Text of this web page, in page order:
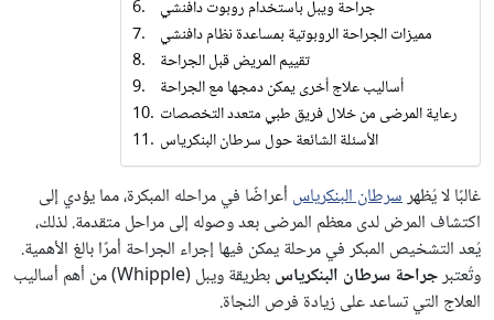
جراحة ويبل باستخدام روبوت دافنشي
مميزات الجراحة الروبوتية بمساعدة نظام دافنشي
تقييم المريض قبل الجراحة
أساليب علاج أخرى يمكن دمجها مع الجراحة
رعاية المرضى من خلال فريق طبي متعدد التخصصات
الأسئلة الشائعة حول سرطان البنكرياس
غالبًا لا يُظهرسرطان البنكرياس أعراضًا في مراحله المبكرة، مما يؤدي إلى
اكتشاف المرض لدى معظم المرضى بعد وصوله إلى مراحل متقدمة. لذلك،
يُعد التشخيص المبكر في مرحلة يمكن فيها إجراء الجراحة أمرًا بالغ الأهمية.
وتُعتبرجراحةسرطان البنكرياس
بطريقة ويبل (Whipple) من أهم أساليب
العلاج التي تساعد على زيادة فرص النجاة.